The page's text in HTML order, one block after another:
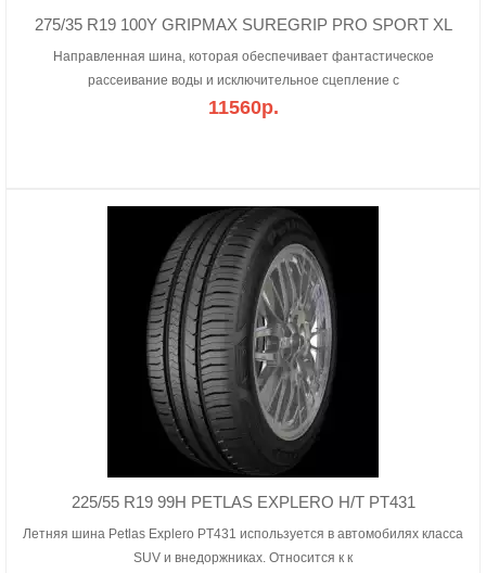
275/35 R19 100Y GRIPMAX SUREGRIP PRO SPORT XL
Направленная шина, которая обеспечивает фантастическое
рассеивание воды и исключительное сцепление с
11560р.
225/55 R19 99H PETLAS EXPLERO H/T PT431
Летняя шина Petlas Explero PT431 используется в автомобилях класса
SUV и внедоржниках. Относится к к